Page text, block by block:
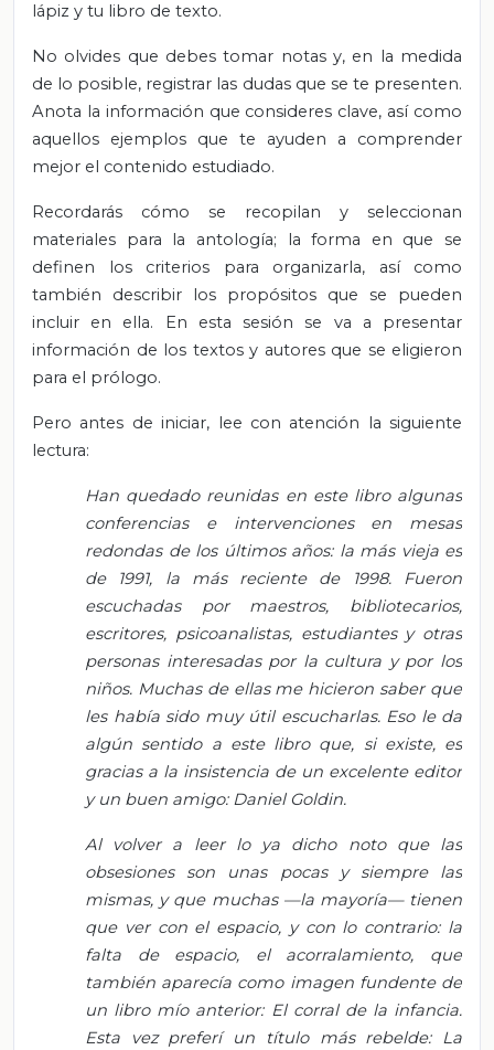
lápiz y tu libro de texto.
No olvides que debes tomar notas y, en la medida
de lo posible, registrar las dudas que se te presenten.
Anota la información que consideres clave, así como
aquellos ejemplos que te ayuden a comprender
mejor el contenido estudiado.
Recordarás cómo se recopilan y seleccionan
materiales para la antología; la forma en que se
definen los criterios para organizarla, así como
también describir los propósitos que se pueden
incluir en ella. En esta sesión se va a presentar
información de los textos y autores que se eligieron
para el prólogo.
Pero antes de iniciar, lee con atención la siguiente
lectura:
Han quedado reunidas en este libro algunas
conferencias e intervenciones en mesas
redondas de los últimos años: la más vieja es
de 1991, la más reciente de 1998. Fueron
escuchadas por maestros, bibliotecarios,
escritores, psicoanalistas, estudiantes y otras
personas interesadas por la cultura y por los
niños. Muchas de ellas me hicieron saber que
les había sido muy útil escucharlas. Eso le da
algún sentido a este libro que, si existe, es
gracias a la insistencia de un excelente editor
y un buen amigo: Daniel Goldin.
Al volver a leer lo ya dicho noto que las
obsesiones son unas pocas y siempre las
mismas, y que muchas —la mayoría— tienen
que ver con el espacio, y con lo contrario: la
falta de espacio, el acorralamiento, que
también aparecía como imagen fundente de
un libro mío anterior: El corral de la infancia.
Esta vez preferí un título más rebelde: La